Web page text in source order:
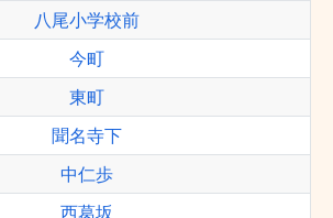
八尾小学校前
今町
東町
聞名寺下
中仁歩
西葛坂